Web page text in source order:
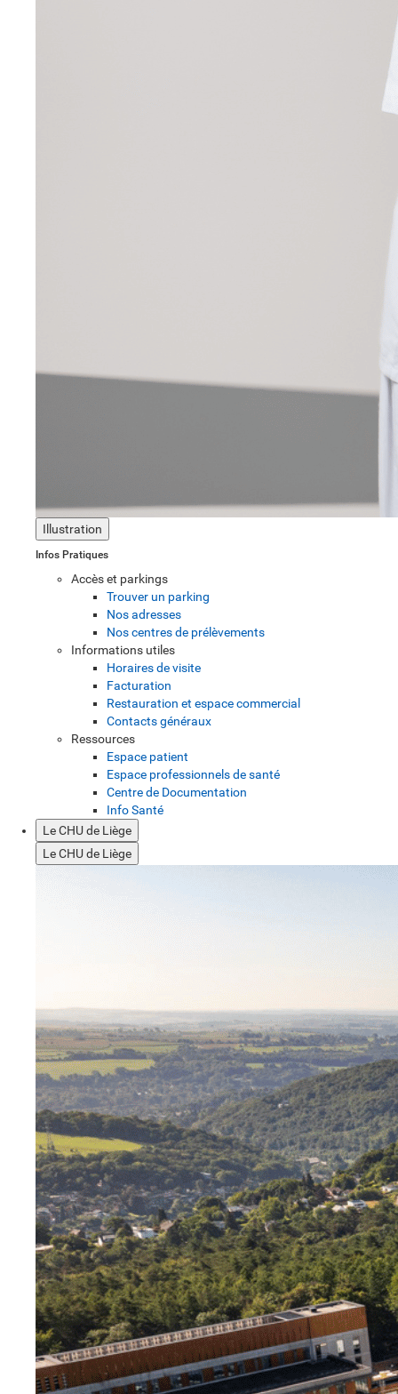
Illustration
Infos Pratiques
Accès et parkings
Trouver un parking
Nos adresses
Nos centres de prélèvements
Informations utiles
Horaires de visite
Facturation
Restauration et espace commercial
Contacts généraux
Ressources
Espace patient
Espace professionnels de santé
Centre de Documentation
Info Santé
Le CHU de Liège
Le CHU de Liège